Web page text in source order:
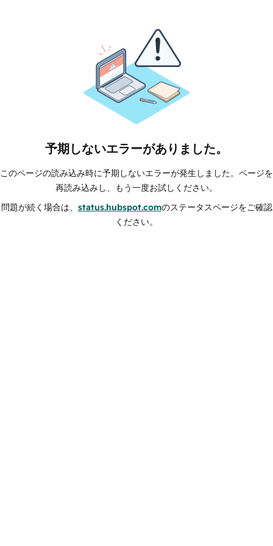
予期しないエラーがありました。
このページの読み込み時に予期しないエラーが発生しました。ページを
再読み込みし、もう一度お試しください。
問題が続く場合は、 status.hubspot.comのステータスページをご確認
ください。